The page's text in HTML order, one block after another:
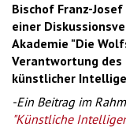
Bischof Franz-
einer
Akademie "Die
Verantwortung des
künstlicher
-Ein Beitrag im
"Künstliche